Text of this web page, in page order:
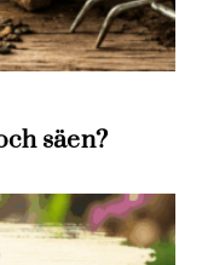
säen?